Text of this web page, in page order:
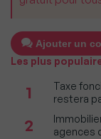
Ajouter un
Les plus
1
Taxe
restera
2
agences